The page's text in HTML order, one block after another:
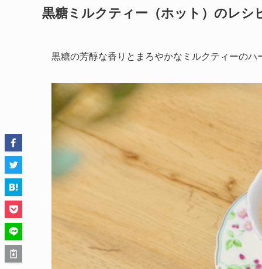
黒糖ミルクティー（ホット）のレシ
黒糖の芳醇な香りとまろやかなミルクティーの